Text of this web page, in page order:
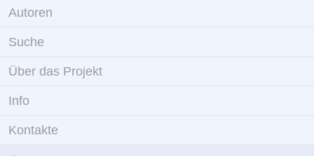
Autoren
Suche
Über das Projekt
Info
Kontakte